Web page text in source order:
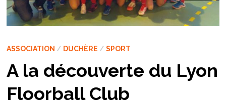
ASSOCIATION / DUCHÈRE / SPORT
A la découverte du Lyon
Floorball Club